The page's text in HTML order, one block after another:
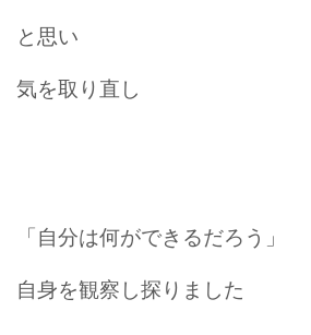
と思い
気を取り直し
「自分は何ができるだろう」
自身を観察し探りました